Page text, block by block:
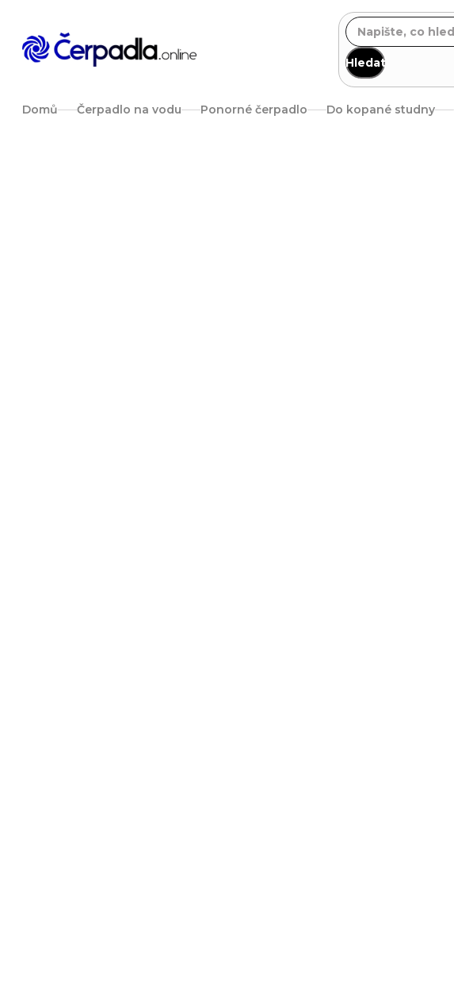
obsah
Hledat
Domů Čerpadlo na vodu Ponorné čerpadlo Do kopané studny